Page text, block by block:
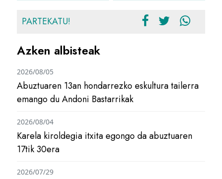
PARTEKATU!
Azken albisteak
Abuztuaren 13an hondarrezko eskultura tailerra
emango du Andoni Bastarrikak
2026/08/05
Karela kiroldegia itxita egongo da abuztuaren
17tik 30era
2026/08/04
2026/07/29